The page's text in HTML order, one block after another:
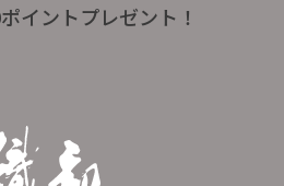
イントプレゼント！